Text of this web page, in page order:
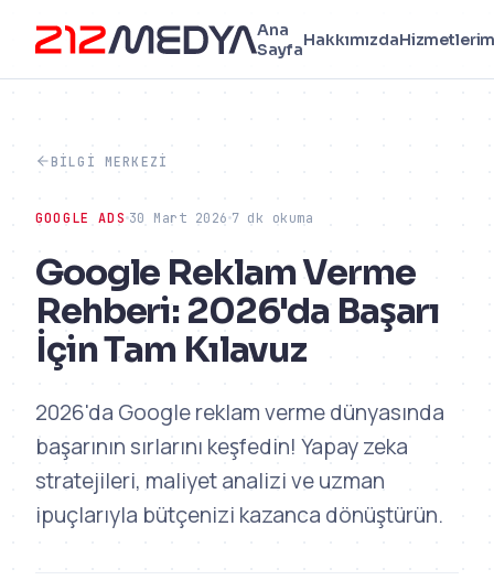
Ana
SayfaHakkımızda
BILGI MERKEZI
GOOGLE ADS 30 Mart 2026 7 dk okuma
Google Reklam Verme
Rehberi: 2026'da Başarı
İçin Tam Kılavuz
2026'da Google reklam verme dünyasında
başarının sırlarını keşfedin! Yapay zeka
stratejileri, maliyet analizi ve uzman
ipuçlarıyla bütçenizi kazanca dönüştürün.